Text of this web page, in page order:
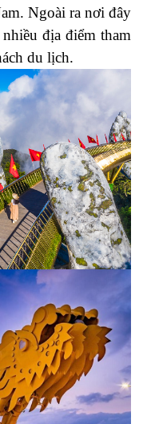
Ngoài ra nơi đây
địa điểm tham
du lịch.